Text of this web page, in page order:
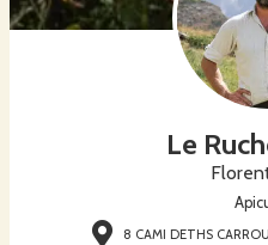
Le
8 CAMI DETHS